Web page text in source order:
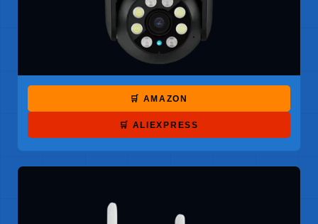
🛒 AMAZON
🛒 ALIEXPRESS